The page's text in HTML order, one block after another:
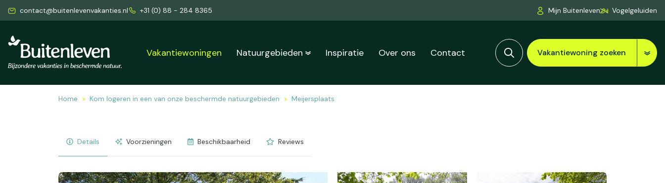
contact@buitenlevenvakanties.nl +31 (0) 88 - 284 8365 Mijn Buitenleven Vogelgeluiden
Vakantiewoningen Natuurgebieden Inspiratie Over ons Contact Vakantiewoning zoeken
Home Kom logeren in een van onze beschermde natuurgebieden Meijersplaats
Details Voorzieningen Beschikbaarheid Reviews